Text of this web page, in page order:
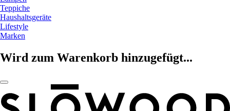
Teppiche
Haushaltsgeräte
Lifestyle
Marken
Wird zum Warenkorb hinzugefügt...